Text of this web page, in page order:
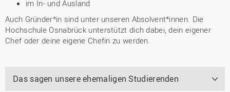
im In- und Ausland
Auch Gründer*in sind unter unseren Absolvent*innen. Die
Hochschule Osnabrück unterstützt dich dabei, dein eigener
Chef oder deine eigene Chefin zu werden.
Das sagen unsere ehemaligen Studierenden